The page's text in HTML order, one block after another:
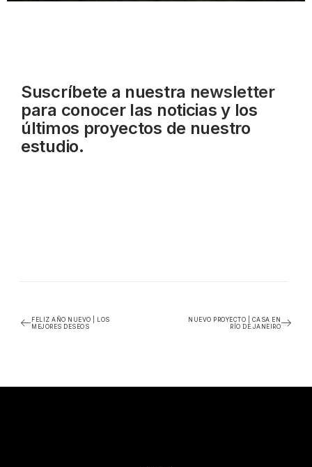
Suscríbete a nuestra newsletter
para conocer las noticias y los
últimos proyectos de nuestro
estudio.
FELIZ AÑO NUEVO | LOS
MEJORES DESEOS
NUEVO PROYECTO | CASA EN
RÍO DE JANEIRO